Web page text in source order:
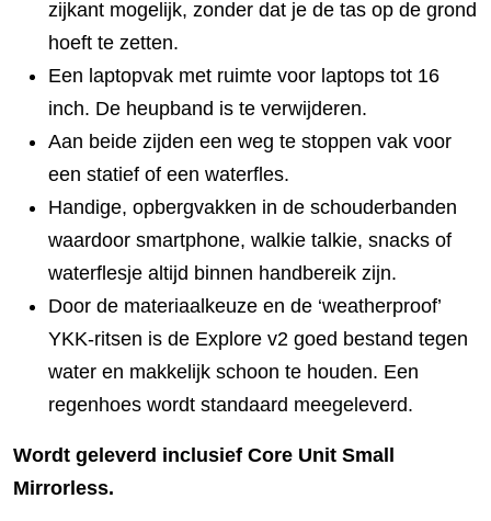
zijkant mogelijk, zonder dat je de tas op de grond
hoeft te zetten.
Een laptopvak met ruimte voor laptops tot 16
inch. De heupband is te verwijderen.
Aan beide zijden een weg te stoppen vak voor
een statief of een waterfles.
Handige, opbergvakken in de schouderbanden
waardoor smartphone, walkie talkie, snacks of
waterflesje altijd binnen handbereik zijn.
Door de materiaalkeuze en de ‘weatherproof’
YKK-ritsen is de Explore v2 goed bestand tegen
water en makkelijk schoon te houden. Een
regenhoes wordt standaard meegeleverd.
Wordt geleverd inclusief Core Unit Small
Mirrorless.